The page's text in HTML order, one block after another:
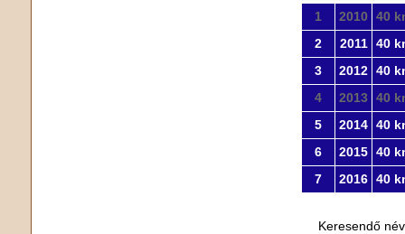
1 2010
40
2
2011 40
3
2012 40
4
2013
40
5
2014 40
6
2015 40
7
2016 40
Keresendő